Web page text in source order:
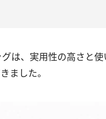
は、実用性の高さと
ました。